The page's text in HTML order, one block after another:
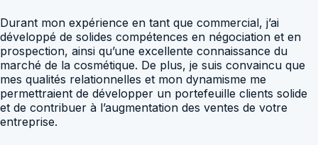
Durant mon expérience en tant que commercial, j’ai
développé de solides compétences en négociation et en
prospection, ainsi qu’une excellente connaissance du
marché de la cosmétique. De plus, je suis convaincu que
mes qualités relationnelles et mon dynamisme me
permettraient de développer un portefeuille clients solide
et de contribuer à l’augmentation des ventes de votre
entreprise.